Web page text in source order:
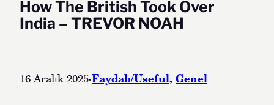
How The British Took Over
India – TREVOR NOAH
16 Aralık 2025·Faydalı/Useful, Genel